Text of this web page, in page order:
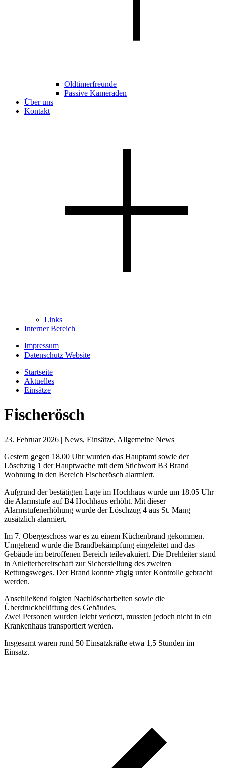
Oldtimerfreunde
Passive Kameraden
Über uns
Kontakt
Links
Interner Bereich
Impressum
Datenschutz Website
Startseite
Aktuelles
Einsätze
Fischerösch
23. Februar 2026 | News, Einsätze, Allgemeine News
Gestern gegen 18.00 Uhr wurden das Hauptamt sowie der
Löschzug 1 der Hauptwache mit dem Stichwort B3 Brand
Wohnung in den Bereich Fischerösch alarmiert.
Aufgrund der bestätigten Lage im Hochhaus wurde um 18.05 Uhr
die Alarmstufe auf B4 Hochhaus erhöht. Mit dieser
Alarmstufenerhöhung wurde der Löschzug 4 aus St. Mang
zusätzlich alarmiert.
Im 7. Obergeschoss war es zu einem Küchenbrand gekommen.
Umgehend wurde die Brandbekämpfung eingeleitet und das
Gebäude im betroffenen Bereich teilevakuiert. Die Drehleiter stand
in Anleiterbereitschaft zur Sicherstellung des zweiten
Rettungsweges. Der Brand konnte zügig unter Kontrolle gebracht
werden.
Anschließend folgten Nachlöscharbeiten sowie die
Überdruckbelüftung des Gebäudes.
Zwei Personen wurden leicht verletzt, mussten jedoch nicht in ein
Krankenhaus transportiert werden.
Insgesamt waren rund 50 Einsatzkräfte etwa 1,5 Stunden im
Einsatz.